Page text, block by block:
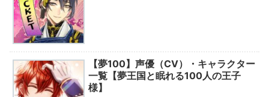
【夢100】声優（CV）・キャラクター
一覧【夢王国と眠れる100人の王子
様】